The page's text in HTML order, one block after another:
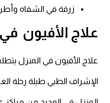
زرقة في الشفاه
علاج الأفيون في
علاج الأفيون في المنزل
الإشراف الطبي طيلة رحلة